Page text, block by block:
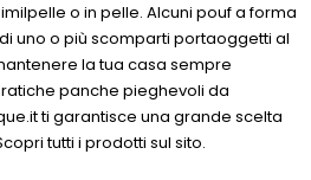
o in pelle. Alcuni pouf a forma
uno o più scomparti portaoggetti al
la tua casa sempre
panche pieghevoli da
ti garantisce una grande scelta
tutti i prodotti sul sito.